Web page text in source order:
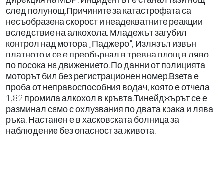
след полунощ.Причините за катастрофата са
несъобразена скорост и неадекватните реакции
вследствие на алкохола. Младежът загубил
контрол над мотора „Паджеро", Излязъл извън
платното и се е преобърнал в тревна площ в ляво
по посока на движението. По данни от полицията
моторът бил без регистрационен номер.Взета е
проба от неправоспособния водач, която е отчела
1,82 промила алкохол в кръвта.Тинейджърът се е
разминал само с охлузвания по двата крака и лява
ръка. Настанен е в хасковската болница за
наблюдение без опасност за живота.